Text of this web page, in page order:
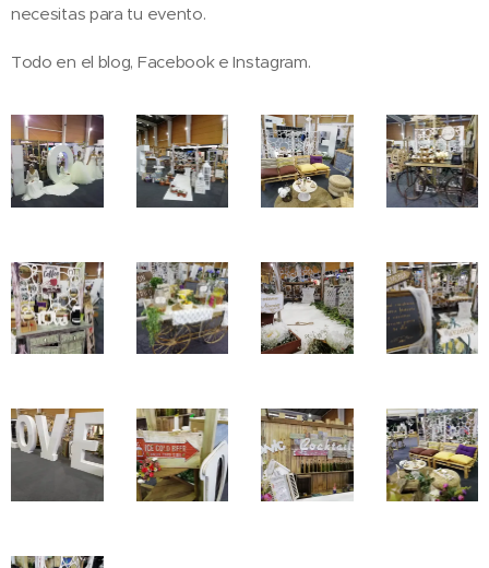
necesitas para tu evento.
Todo en el blog, Facebook e Instagram.